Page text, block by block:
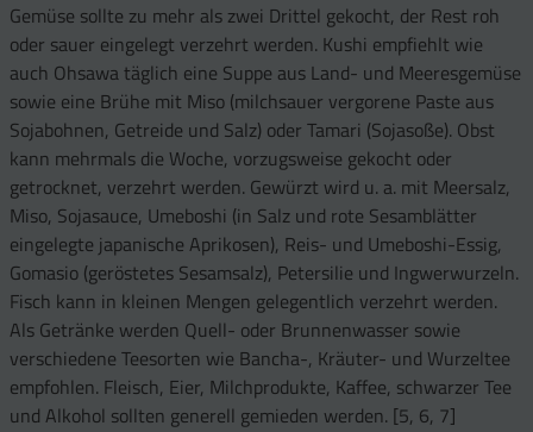
Gemüse sollte zu mehr als zwei Drittel gekocht, der Rest roh
oder sauer eingelegt verzehrt werden. Kushi empfiehlt wie
auch Ohsawa täglich eine Suppe aus Land- und Meeresgemüse
sowie eine Brühe mit Miso (milchsauer vergorene Paste aus
Sojabohnen, Getreide und Salz) oder Tamari (Sojasoße). Obst
kann mehrmals die Woche, vorzugsweise gekocht oder
getrocknet, verzehrt werden. Gewürzt wird u. a. mit Meersalz,
Miso, Sojasauce, Umeboshi (in Salz und rote Sesamblätter
eingelegte japanische Aprikosen), Reis- und Umeboshi-Essig,
Gomasio (geröstetes Sesamsalz), Petersilie und Ingwerwurzeln.
Fisch kann in kleinen Mengen gelegentlich verzehrt werden.
Als Getränke werden Quell- oder Brunnenwasser sowie
verschiedene Teesorten wie Bancha-, Kräuter- und Wurzeltee
empfohlen. Fleisch, Eier, Milchprodukte, Kaffee, schwarzer Tee
und Alkohol sollten generell gemieden werden. [5, 6, 7]